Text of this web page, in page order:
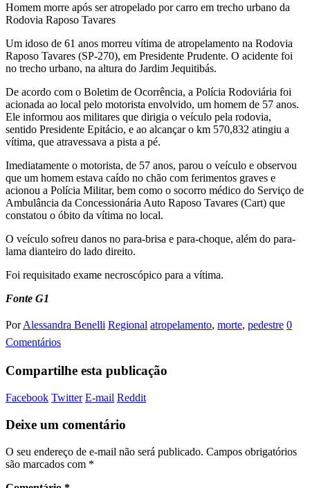
Homem morre após ser atropelado por carro em trecho urbano da
Rodovia Raposo Tavares
Um idoso de 61 anos morreu vítima de atropelamento na Rodovia
Raposo Tavares (SP-270), em Presidente Prudente. O acidente foi
no trecho urbano, na altura do Jardim Jequitibás.
De acordo com o Boletim de Ocorrência, a Polícia Rodoviária foi
acionada ao local pelo motorista envolvido, um homem de 57 anos.
Ele informou aos militares que dirigia o veículo pela rodovia,
sentido Presidente Epitácio, e ao alcançar o km 570,832 atingiu a
vítima, que atravessava a pista a pé.
Imediatamente o motorista, de 57 anos, parou o veículo e observou
que um homem estava caído no chão com ferimentos graves e
acionou a Polícia Militar, bem como o socorro médico do Serviço de
Ambulância da Concessionária Auto Raposo Tavares (Cart) que
constatou o óbito da vítima no local.
O veículo sofreu danos no para-brisa e para-choque, além do para-
lama dianteiro do lado direito.
Foi requisitado exame necroscópico para a vítima.
Fonte G1
Por Alessandra Benelli Regional atropelamento, morte, pedestre 0
Comentários
Compartilhe esta publicação
Facebook Twitter E-mail Reddit
Deixe um comentário
O seu endereço de e-mail não será publicado. Campos obrigatórios
são marcados com *